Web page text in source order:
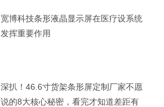
宽博科技条形液晶显示屏在医疗设系统
发挥重要作用
深扒！46.6寸货架条形屏定制厂家不愿
说的8大核心秘密，看完才知道差距有